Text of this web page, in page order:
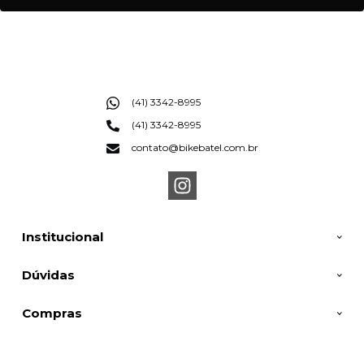
Institucional
Dúvidas
Compras
(41) 3342-8995
(41) 3342-8995
contato@bikebatel.com.br